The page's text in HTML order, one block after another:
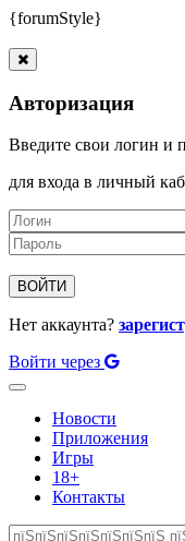
{forumStyle}
Авторизация
Введите свои логин и
для входа в личный
ВОЙТИ
Нет аккаунта?
Войти через
Toggle
navigationНовости
Приложения
Игры
18+
Контакты